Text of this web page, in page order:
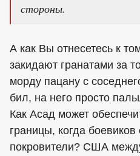
стороны.
А как Вы отнесетесь к
закидают гранатами за
морду пацану с
бил, на него просто
Как Асад может
границы, когда
покровители? США